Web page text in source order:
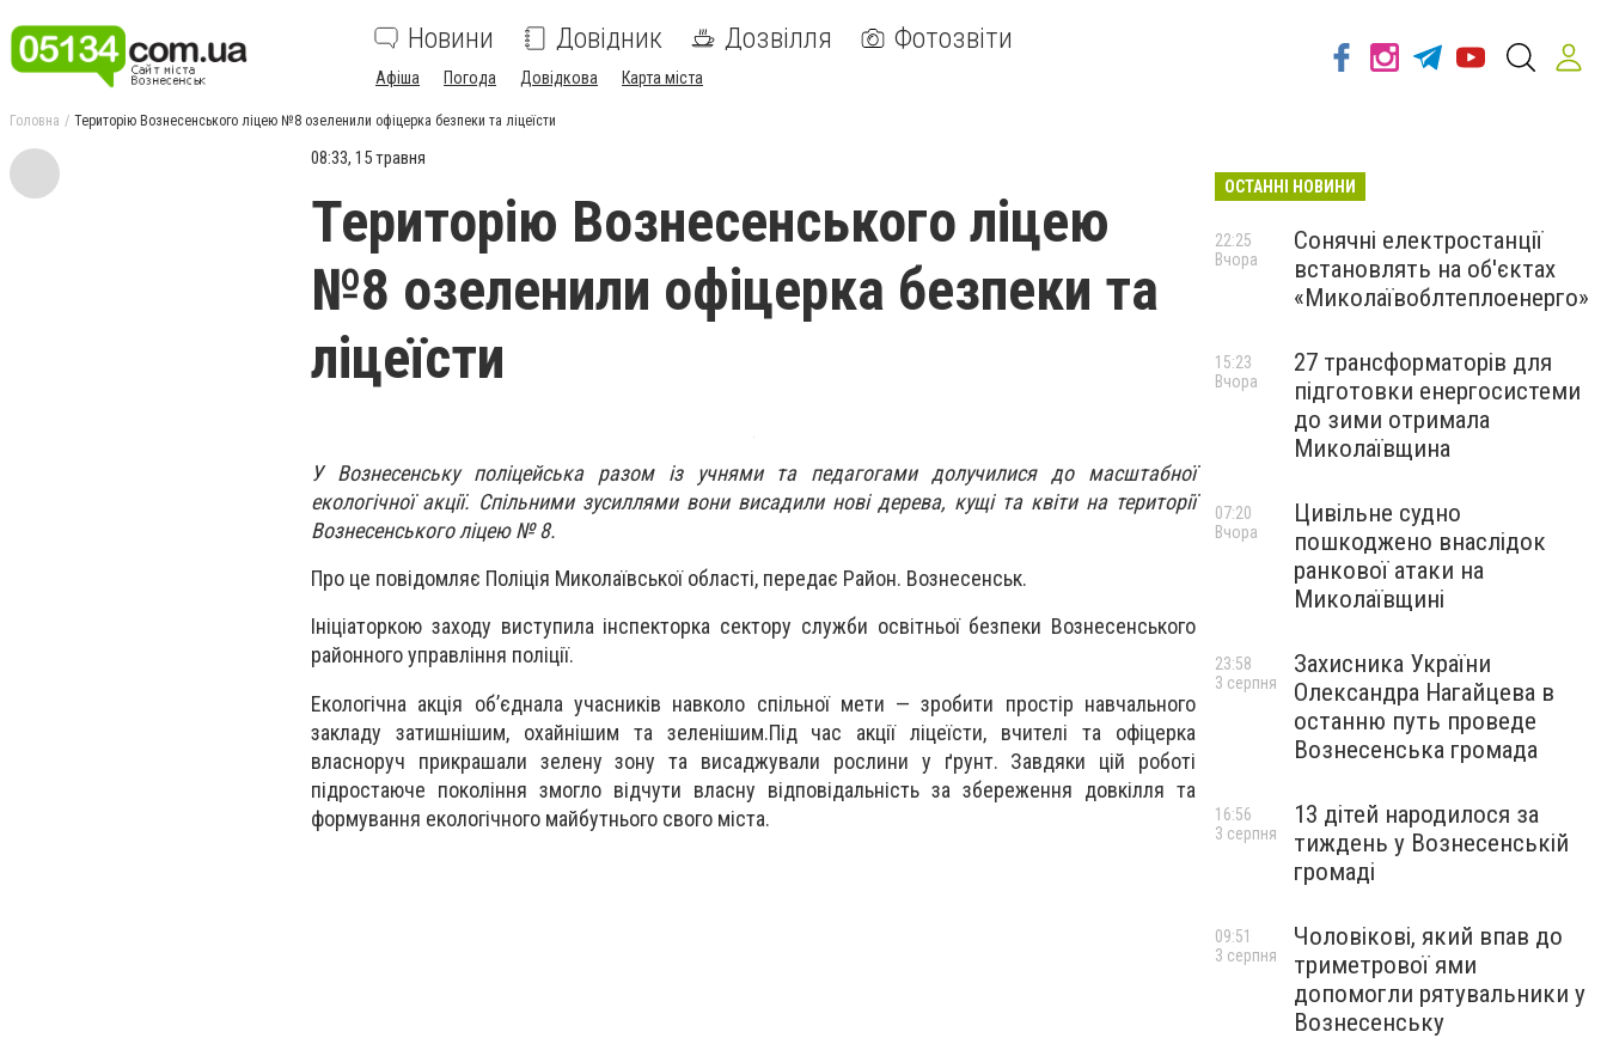
Новини Довідник Дозвілля Фотозвіти
Афіша Погода Довідкова Карта міста
Головна Територію Вознесенського ліцею №8 озеленили офіцерка безпеки та ліцеїсти
08:33, 15 травня
Територію Вознесенського ліцею
№8 озеленили офіцерка безпеки та
ліцеїсти
У Вознесенську поліцейська разом із учнями та педагогами долучилися до масштабної
екологічної акції. Спільними зусиллями вони висадили нові дерева, кущі та квіти на території
Вознесенського ліцею № 8.
Про це повідомляє Поліція Миколаївської області, передає Район. Вознесенськ.
Ініціаторкою заходу виступила інспекторка сектору служби освітньої безпеки Вознесенського
районного управління поліції.
Екологічна акція об’єднала учасників навколо спільної мети — зробити простір навчального
закладу затишнішим, охайнішим та зеленішим.Під час акції ліцеїсти, вчителі та офіцерка
власноруч прикрашали зелену зону та висаджували рослини у ґрунт. Завдяки цій роботі
підростаюче покоління змогло відчути власну відповідальність за збереження довкілля та
формування екологічного майбутнього свого міста.
ОСТАННІ НОВИНИ
Сонячні електростанції
встановлять на об'єктах
«Миколаївоблтеплоенерго»
22:25
Вчора
27 трансформаторів для
підготовки енергосистеми
до зими отримала
Миколаївщина
15:23
Вчора
Цивільне судно
пошкоджено внаслідок
ранкової атаки на
Миколаївщині
07:20
Вчора
Захисника України
Олександра Нагайцева в
останню путь проведе
Вознесенська громада
23:58
3 серпня
13 дітей народилося за
тиждень у Вознесенській
громаді
16:56
3 серпня
Чоловікові, який впав до
триметрової ями
допомогли рятувальники у
Вознесенську
09:51
3 серпня